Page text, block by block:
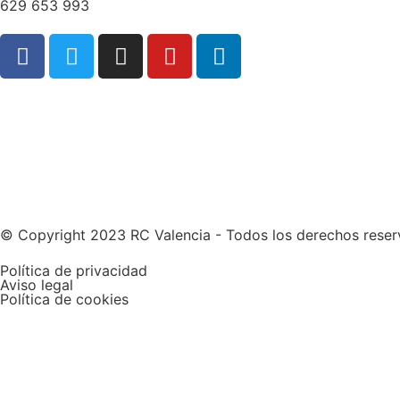
629 653 993
© Copyright 2023 RC Valencia - Todos los derechos
Política de privacidad
Aviso legal
Política de cookies